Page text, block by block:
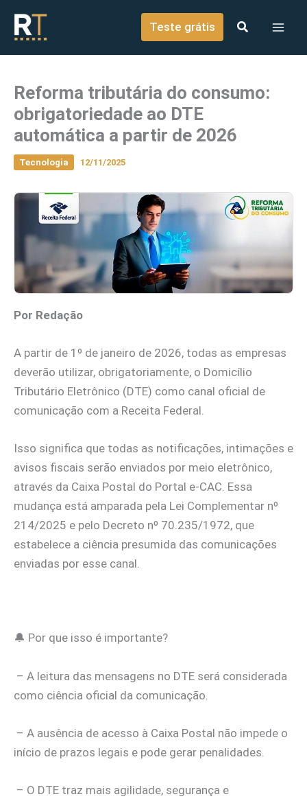
conteúdo
Teste grátis
Reforma tributária do consumo:
obrigatoriedade ao DTE
automática a partir de 2026
Tecnologia 12/11/2025
Por Redação
A partir de 1º de janeiro de 2026, todas as empresas
deverão utilizar, obrigatoriamente, o Domicílio
Tributário Eletrônico (DTE) como canal oficial de
comunicação com a Receita Federal.
Isso significa que todas as notificações, intimações e
avisos fiscais serão enviados por meio eletrônico,
através da Caixa Postal do Portal e-CAC. Essa
mudança está amparada pela Lei Complementar nº
214/2025 e pelo Decreto nº 70.235/1972, que
estabelece a ciência presumida das comunicações
enviadas por esse canal.
🔔 Por que isso é importante?
– A leitura das mensagens no DTE será considerada
como ciência oficial da comunicação.
– A ausência de acesso à Caixa Postal não impede o
início de prazos legais e pode gerar penalidades.
– O DTE traz mais agilidade, segurança e